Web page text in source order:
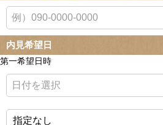
内見希望日
第一希望日時